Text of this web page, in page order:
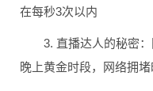
在每秒3次以内
3. 直播达人的秘密
晚上黄金时段，网络拥